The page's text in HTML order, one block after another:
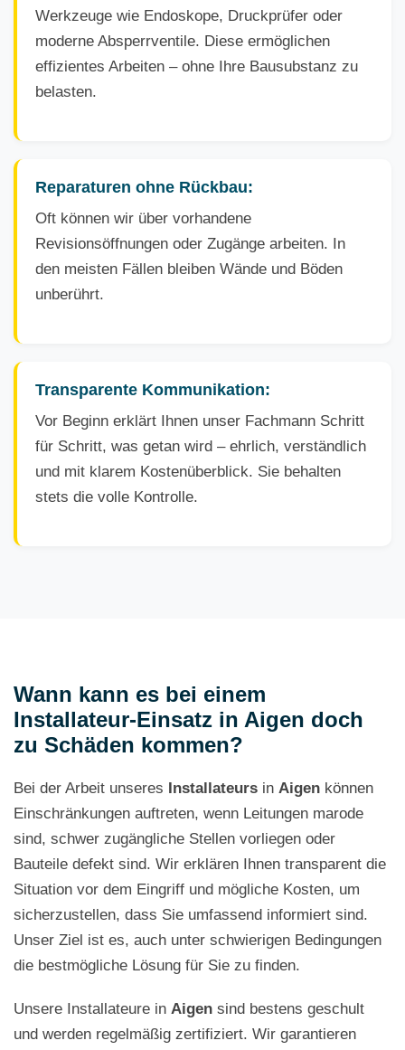
Werkzeuge wie Endoskope, Druckprüfer oder
moderne Absperrventile. Diese ermöglichen
effizientes Arbeiten – ohne Ihre Bausubstanz zu
belasten.
Reparaturen ohne Rückbau:
Oft können wir über vorhandene
Revisionsöffnungen oder Zugänge arbeiten. In
den meisten Fällen bleiben Wände und Böden
unberührt.
Transparente Kommunikation:
Vor Beginn erklärt Ihnen unser Fachmann Schritt
für Schritt, was getan wird – ehrlich, verständlich
und mit klarem Kostenüberblick. Sie behalten
stets die volle Kontrolle.
Wann kann es bei einem
Installateur-Einsatz in Aigen doch
zu Schäden kommen?
Bei der Arbeit unseres Installateurs in Aigen können
Einschränkungen auftreten, wenn Leitungen marode
sind, schwer zugängliche Stellen vorliegen oder
Bauteile defekt sind. Wir erklären Ihnen transparent die
Situation vor dem Eingriff und mögliche Kosten, um
sicherzustellen, dass Sie umfassend informiert sind.
Unser Ziel ist es, auch unter schwierigen Bedingungen
die bestmögliche Lösung für Sie zu finden.
Unsere Installateure in Aigen sind bestens geschult
und werden regelmäßig zertifiziert. Wir garantieren